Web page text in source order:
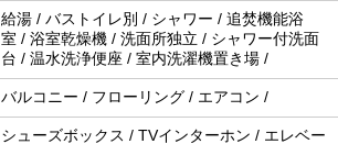
給湯 / バストイレ別 / シャワー / 追焚機能浴
室 / 浴室乾燥機 / 洗面所独立 / シャワー付洗面
台 / 温水洗浄便座 / 室内洗濯機置き場 /
バルコニー / フローリング / エアコン /
シューズボックス / TVインターホン / エレベー